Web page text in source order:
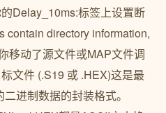
Delay_10ms:标签上设置断
contain directory information,
移动了源文件或MAP文件调
文件 (.S19 或 .HEX)这是最
进制数据的封装格式。